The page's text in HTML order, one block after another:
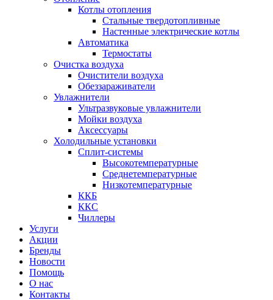
Котлы отопления
Стальные твердотопливные
Настенные электрические котлы
Автоматика
Термостаты
Очистка воздуха
Очистители воздуха
Обеззараживатели
Увлажнители
Ультразвуковые увлажнители
Мойки воздуха
Аксессуары
Холодильные установки
Сплит-системы
Высокотемпературные
Среднетемпературные
Низкотемпературные
ККБ
ККС
Чиллеры
Услуги
Акции
Бренды
Новости
Помощь
О нас
Контакты